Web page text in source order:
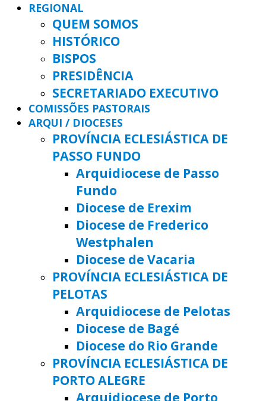
REGIONAL
QUEM SOMOS
HISTÓRICO
BISPOS
PRESIDÊNCIA
SECRETARIADO EXECUTIVO
COMISSÕES PASTORAIS
ARQUI / DIOCESES
PROVÍNCIA ECLESIÁSTICA DE
PASSO FUNDO
Arquidiocese de Passo
Fundo
Diocese de Erexim
Diocese de Frederico
Westphalen
Diocese de Vacaria
PROVÍNCIA ECLESIÁSTICA DE
PELOTAS
Arquidiocese de Pelotas
Diocese de Bagé
Diocese do Rio Grande
PROVÍNCIA ECLESIÁSTICA DE
PORTO ALEGRE
Arquidiocese de Porto